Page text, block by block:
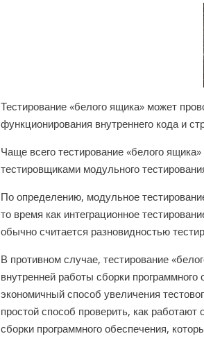
Тестирование «белого ящика» может
функционирования внутреннего кода и
Чаще всего тестирование «белого
тестировщиками модульного
По определению, модульное
то время как интеграционное
обычно считается разновидностью
В противном случае, тестирование
внутренней работы сборки
экономичный способ увеличения
простой способ проверить, как
сборки программного обеспечения,